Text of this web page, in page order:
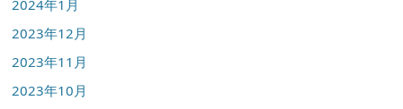
2024年1月
2023年12月
2023年11月
2023年10月